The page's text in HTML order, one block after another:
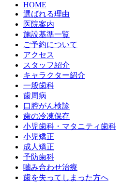
HOME
選ばれる理由
医院案内
施設基準一覧
ご予約について
アクセス
スタッフ紹介
キャラクター紹介
一般歯科
歯周病
口腔がん検診
歯の冷凍保存
小児歯科・マタニティ歯科
小児矯正
成人矯正
予防歯科
嚙み合わせ治療
歯を失ってしまった方へ